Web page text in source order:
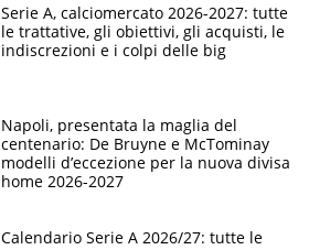
Serie A, calciomercato 2026-2027: tutte
le trattative, gli obiettivi, gli acquisti, le
indiscrezioni e i colpi delle big
Napoli, presentata la maglia del
centenario: De Bruyne e McTominay
modelli d’eccezione per la nuova divisa
home 2026-2027
Calendario Serie A 2026/27: tutte le